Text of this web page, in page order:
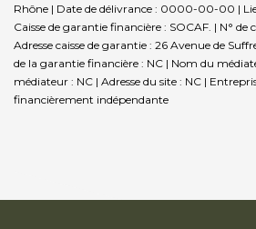
Rhône | Date de délivrance : 0000-00-00 |
Caisse de garantie financière : SOCAF. | N° de
Adresse caisse de garantie : 26 Avenue de
de la garantie financière : NC | Nom du
médiateur : NC | Adresse du site : NC |
financièrement indépendante